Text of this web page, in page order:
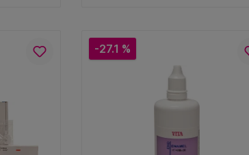
In den Warenkorb
-27.1 %